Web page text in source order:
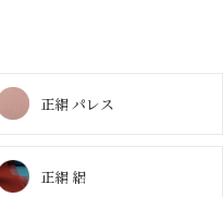
正絹 パレス
正絹 絽